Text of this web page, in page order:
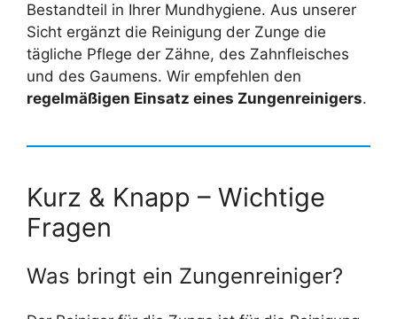
Bestandteil in Ihrer Mundhygiene. Aus unserer
Sicht ergänzt die Reinigung der Zunge die
tägliche Pflege der Zähne, des Zahnfleisches
und des Gaumens. Wir empfehlen den
regelmäßigen Einsatz eines Zungenreinigers.
Kurz & Knapp – Wichtige
Fragen
Was bringt ein Zungenreiniger?